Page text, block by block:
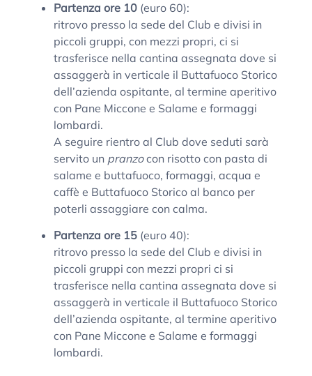
Partenza ore 10 (euro 60):
ritrovo presso la sede del Club e divisi in
piccoli gruppi, con mezzi propri, ci si
trasferisce nella cantina assegnata dove si
assaggerà in verticale il Buttafuoco Storico
dell’azienda ospitante, al termine aperitivo
con Pane Miccone e Salame e formaggi
lombardi.
A seguire rientro al Club dove seduti sarà
servito un pranzocon risotto con pasta di
salame e buttafuoco, formaggi, acqua e
caffè e Buttafuoco Storico al banco per
poterli assaggiare con calma.
Partenza ore 15 (euro 40):
ritrovo presso la sede del Club e divisi in
piccoli gruppi con mezzi propri ci si
trasferisce nella cantina assegnata dove si
assaggerà in verticale il Buttafuoco Storico
dell’azienda ospitante, al termine aperitivo
con Pane Miccone e Salame e formaggi
lombardi.